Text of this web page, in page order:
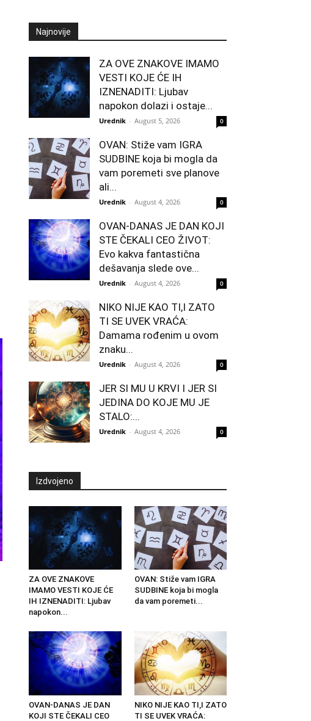
Najnovije
ZA OVE ZNAKOVE IMAMO
VESTI KOJE ĆE IH
IZNENADITI: Ljubav
napokon dolazi i ostaje...
Urednik - August 5, 2026 0
OVAN: Stiže vam IGRA
SUDBINE koja bi mogla da
vam poremeti sve planove
ali...
Urednik - August 4, 2026 0
OVAN-DANAS JE DAN KOJI
STE ČEKALI CEO ŽIVOT:
Evo kakva fantastična
dešavanja slede ove...
Urednik - August 4, 2026 0
NIKO NIJE KAO TI,I ZATO
TI SE UVEK VRAĆA:
Damama rođenim u ovom
znaku...
Urednik - August 4, 2026 0
JER SI MU U KRVI I JER SI
JEDINA DO KOJE MU JE
STALO:...
Urednik - August 4, 2026 0
Izdvojeno
ZA OVE ZNAKOVE
IMAMO VESTI KOJE ĆE
IH IZNENADITI: Ljubav
napokon...
OVAN: Stiže vam IGRA
SUDBINE koja bi mogla
da vam poremeti...
OVAN-DANAS JE DAN
KOJI STE ČEKALI CEO
NIKO NIJE KAO TI,I ZATO
TI SE UVEK VRAĆA: